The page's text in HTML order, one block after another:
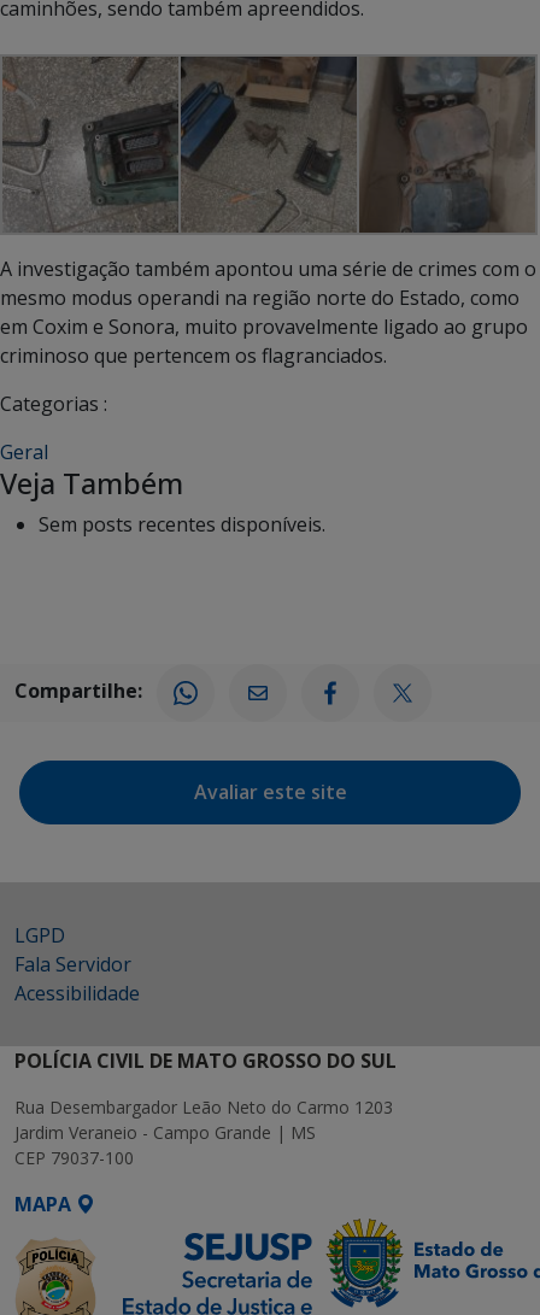
caminhões, sendo também apreendidos.
A investigação também apontou uma série de crimes com o
mesmo modus operandi na região norte do Estado, como
em Coxim e Sonora, muito provavelmente ligado ao grupo
criminoso que pertencem os flagranciados.
Categorias :
Geral
Veja Também
Sem posts recentes disponíveis.
Compartilhe:
Avaliar este site
LGPD
Fala Servidor
Acessibilidade
POLÍCIA CIVIL DE MATO GROSSO DO SUL
Rua Desembargador Leão Neto do Carmo 1203
Jardim Veraneio - Campo Grande | MS
CEP 79037-100
MAPA